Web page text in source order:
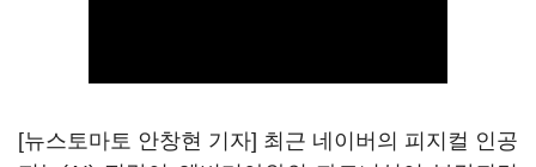
[뉴스토마토 안창현 기자] 최근 네이버의 피지컬 인공